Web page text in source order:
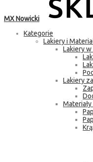
MX Nowicki
Kategorie
Lakiery i
Lakiery w
Lakiery